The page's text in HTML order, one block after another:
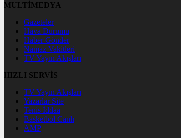
MULTİMEDYA
Gazeteler
Hava Durumu
Haber Gönder
Namaz Vakitleri
TV Yayın Akışları
HIZLI SERVİS
TV Yayın Akışları
Yazarlar Site
Tenis İddaa
Basketbol Canlı
AMP